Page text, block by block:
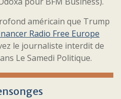
américain que Trump
Radio Free Europe
le journaliste interdit de
Le Samedi Politique.